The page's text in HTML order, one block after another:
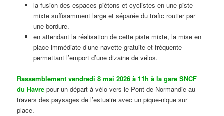
la fusion des espaces piétons et cyclistes en une piste
mixte suffisamment large et séparée du trafic routier par
une bordure.
en attendant la réalisation de cette piste mixte, la mise en
place immédiate d’une navette gratuite et fréquente
permettant l’emport d’une dizaine de vélos.
Rassemblement vendredi 8 mai 2026 à 11h à la gare SNCF
du Havre pour un départ à vélo vers le Pont de Normandie au
travers des paysages de l’estuaire avec un pique-nique sur
place.